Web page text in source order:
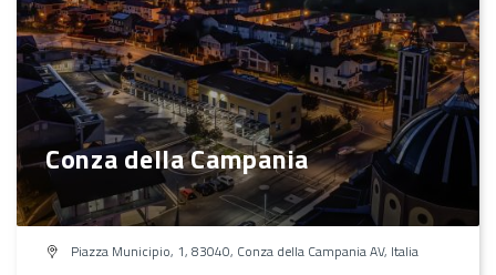
Conza della Campania
Piazza Municipio, 1, 83040, Conza della Campania AV, Italia